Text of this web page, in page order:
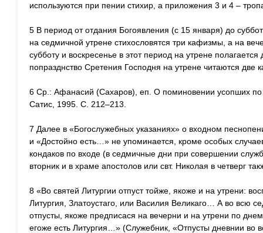
используются при пении стихир, а приложения 3 и 4 –
5 В период от отдания Богоявления (с 15 января) до
на седмичной утрене стихословятся три кафизмы, а на
субботу и воскресенье в этот период на утрене
попразднство Сретения Господня на утрене читаются две
6 Ср.: Афанасий (Сахаров), еп. О поминовении усопших
Сатис, 1995. С. 212–213.
7 Далее в «Богослужебных указаниях» о входном
и «Достойно есть…» не упоминается, кроме особых
кондаков по входе (в седмичные дни при совершении
вторник и в храме апостолов или свт. Николая в четверг
8 «Во святей Литургии отпуст тойже, якоже и на утрени:
Литургия, Златоустаго, или Василия Великаго… А во всю
отпусты, якоже предписася на вечерни и на утрени по
егоже есть Литургия…» (Служебник, «Отпусты дневнии